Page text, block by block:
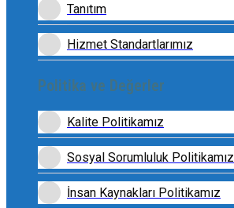
Tanıtım
Hizmet Standartlarımız
Politika ve Değerler
Kalite Politikamız
Sosyal Sorumluluk Politikamız
İnsan Kaynakları Politikamız